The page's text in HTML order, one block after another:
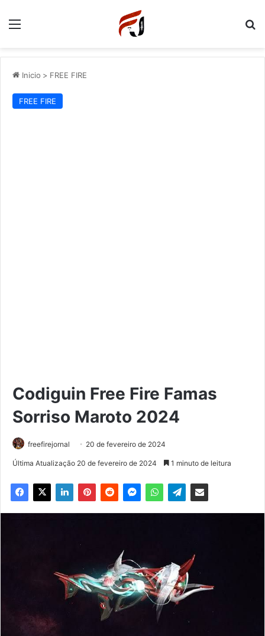
Menu
Inicio > FREE FIRE
FREE FIRE
Codiguin Free Fire Famas
Sorriso Maroto 2024
freefirejornal 20 de fevereiro de 2024
Última Atualização 20 de fevereiro de 2024 1 minuto de leitura